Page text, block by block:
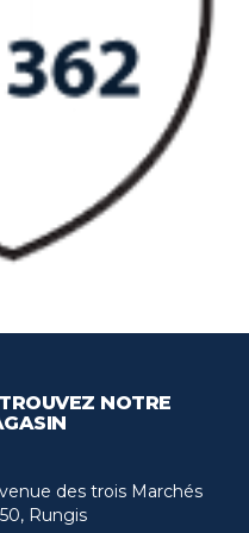
NOTRE
des trois Marchés
Rungis